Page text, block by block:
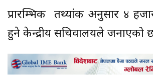
प्रारम्भिक तथ्यांक अनुसार ४
हुने केन्द्रीय सचिवालयले जनाएको